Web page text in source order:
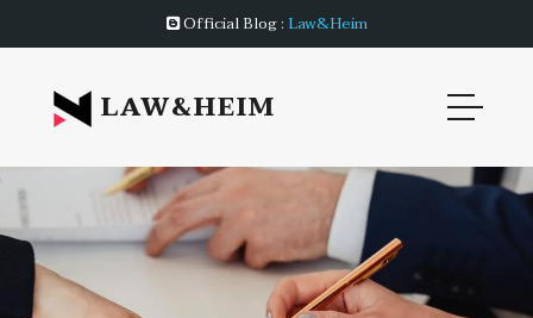
Official Blog : Law&Heim
LAW&HEIM